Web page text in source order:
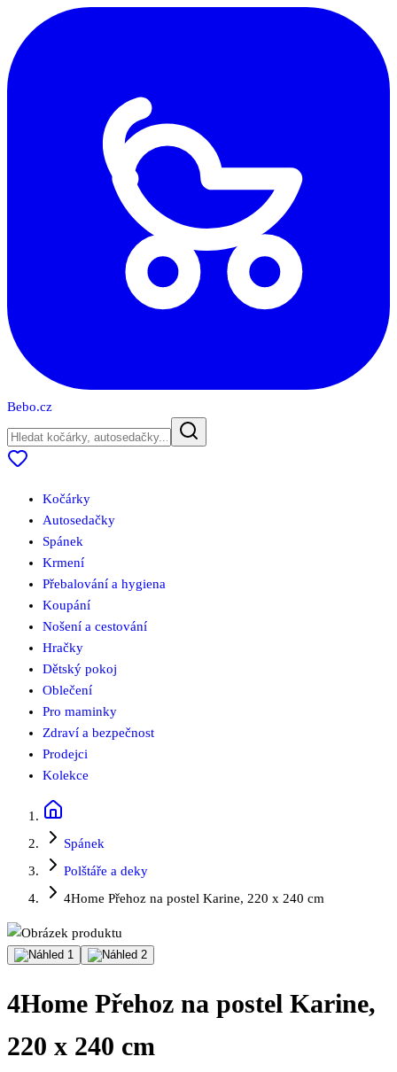
Bebo.cz
Kočárky
Autosedačky
Spánek
Krmení
Přebalování a hygiena
Koupání
Nošení a cestování
Hračky
Dětský pokoj
Oblečení
Pro maminky
Zdraví a bezpečnost
Prodejci
Kolekce
Spánek
Polštáře a deky
4Home Přehoz na postel Karine, 220 x 240 cm
4Home Přehoz na postel Karine,
220 x 240 cm